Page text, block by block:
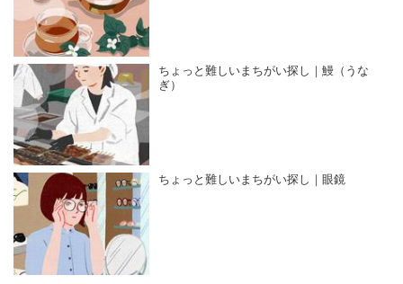
ちょっと難しいまちがい探し｜鰻（うな
ぎ）
ちょっと難しいまちがい探し｜眼鏡